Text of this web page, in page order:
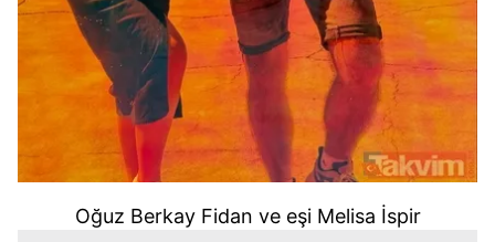
Oğuz Berkay Fidan ve eşi Melisa İspir